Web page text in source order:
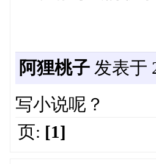
阿狸桃子发表于
写小说呢？
页: [1]